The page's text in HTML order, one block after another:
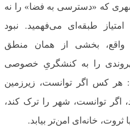
که «دسترسی به فضا» را نه
طبقه‌ای می‌فهمید. نبود
واقع، بخشی از همان منطق
را به کنشگریِ خصوصی
هر کس اگر توانست، زیرزمین
اگر توانست، شهر را ترک کند،
ثروت، خانه‌ای امن‌تر بیابد.